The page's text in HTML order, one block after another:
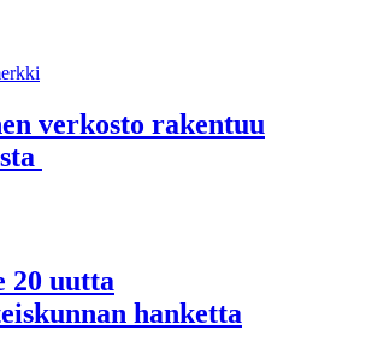
verkosto rakentuu
20 uutta
hanketta